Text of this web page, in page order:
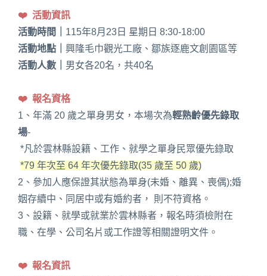
❤️ 活動資訊
活動時間｜ 115年8月23日 星期日 8:30-18:00
活動地點｜ 興隆毛巾觀光工廠、鄒族逐鹿文創園區等
活動人數｜ 男女各20名，共40名
❤️ 報名資格
1、年滿 20 歲之單身男女，本場次為輕熟齡優先錄取
場-
*凡於雲林縣設籍、工作、就學之單身民眾優先錄取
*79 年次至 64 年次優先錄取(35 歲至 50 歲)
2、參加人應保證其狀態為單身(未婚、離異、喪偶);婚
姻存續中、同居中或有婚約者， 則不符資格。
3、設籍、就學或就業於雲林縣者，報名時須檢附在
職、在學、公司名片或工作證等相關證明文件。
❤️ 報名資訊